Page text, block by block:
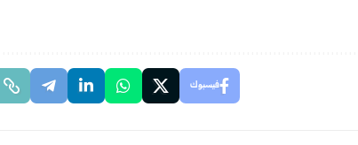
فيسبوك